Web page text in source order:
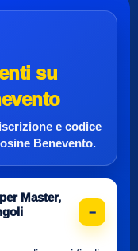
su
e codice
Benevento.
Master,